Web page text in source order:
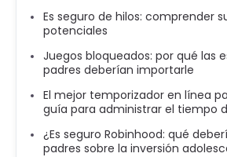
Es seguro de hilos: comprender
potenciales
Juegos bloqueados: por qué las
padres deberían importarle
El mejor temporizador en línea
guía para administrar el tiempo
¿Es seguro Robinhood: qué
padres sobre la inversión